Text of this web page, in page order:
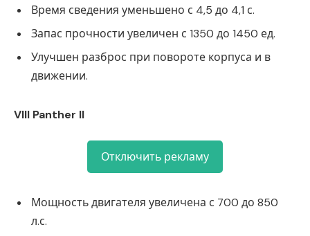
Время сведения уменьшено с 4,5 до 4,1 с.
Запас прочности увеличен с 1350 до 1450 ед.
Улучшен разброс при повороте корпуса и в
движении.
VIII Panther II
Отключить рекламу
Мощность двигателя увеличена с 700 до 850
л.с.